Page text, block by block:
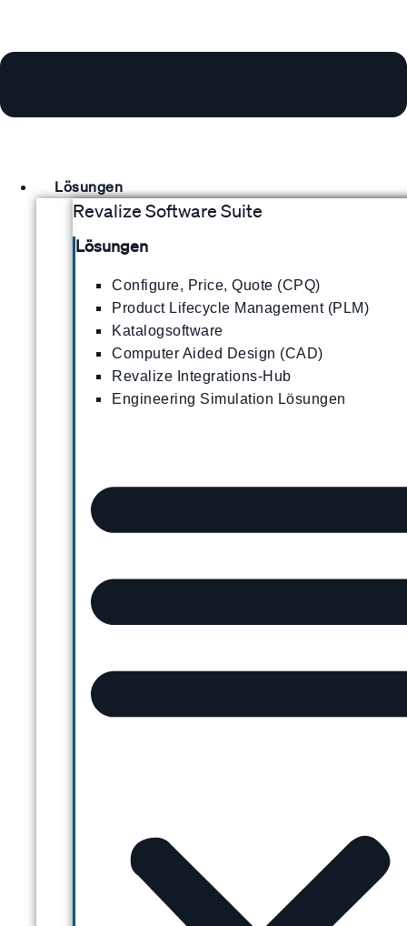
Lösungen
Revalize Software Suite
Lösungen
Configure, Price, Quote (CPQ)
Product Lifecycle Management (PLM)
Katalogsoftware
Computer Aided Design (CAD)
Revalize Integrations-Hub
Engineering Simulation Lösungen